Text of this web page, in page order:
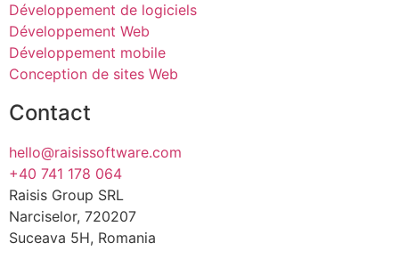
Développement de logiciels
Développement Web
Développement mobile
Conception de sites Web
Contact
hello@raisissoftware.com
+40 741 178 064
Raisis Group SRL
Narciselor, 720207
Suceava 5H, Romania